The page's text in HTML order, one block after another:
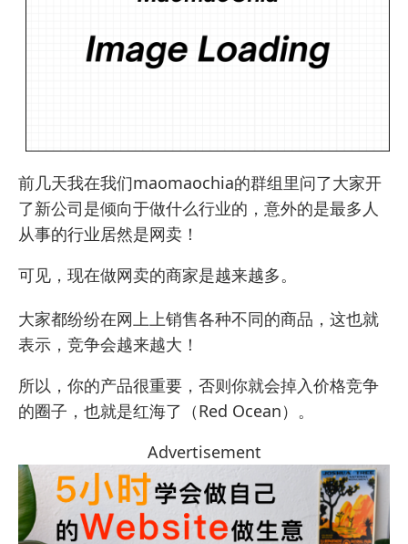
前几天我在我们maomaochia的群组里问了大家开
了新公司是倾向于做什么行业的，意外的是最多人
从事的行业居然是网卖！
可见，现在做网卖的商家是越来越多。
大家都纷纷在网上上销售各种不同的商品，这也就
表示，竞争会越来越大！
所以，你的产品很重要，否则你就会掉入价格竞争
的圈子，也就是红海了（Red Ocean）。
Advertisement